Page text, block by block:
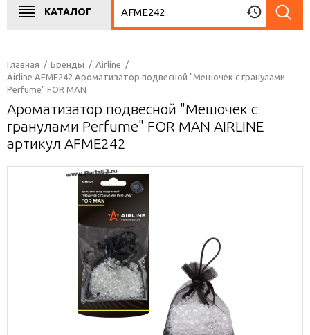
КАТАЛОГ
Главная / Бренды / Airline /
Airline AFME242 Ароматизатор подвесной "Мешочек с гранулами
Perfume" FOR MAN
Ароматизатор подвесной "Мешочек с
гранулами Perfume" FOR MAN AIRLINE
артикул AFME242